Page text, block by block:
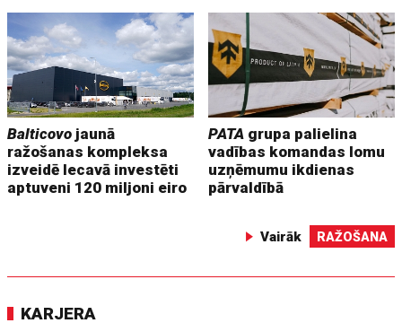
Balticovo jaunā
ražošanas kompleksa
izveidē Iecavā investēti
aptuveni 120 miljoni eiro
PATA grupa palielina
vadības komandas lomu
uzņēmumu ikdienas
pārvaldībā
Vairāk RAŽOŠANA
KARJERA